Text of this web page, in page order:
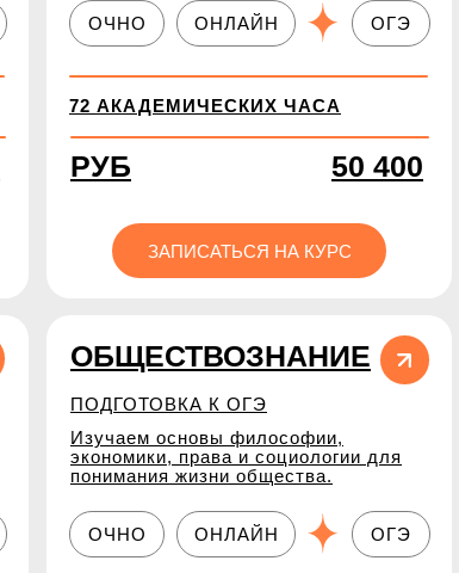
ЗАПИСАТЬСЯ НА КУРС
РУБ 50 400
72 АКАДЕМИЧЕСКИХ ЧАСА
ОЧНО ОГЭ
ОНЛАЙН
ОЧНО ОГЭ
ОНЛАЙН
Изучаем основы философии,
экономики, права и социологии для
понимания жизни общества.
ПОДГОТОВКА К ОГЭ
ОБЩЕСТВОЗНАНИЕ